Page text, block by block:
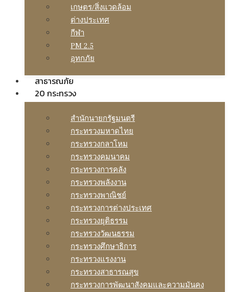
เกษตร/สิ่งแวดล้อม
ต่างประเทศ
กีฬา
PM 2.5
อุทกภัย
สาธารณภัย
20 กระทรวง
สํานักนายกรัฐมนตรี
กระทรวงมหาดไทย
กระทรวงกลาโหม
กระทรวงคมนาคม
กระทรวงการคลัง
กระทรวงพลังงาน
กระทรวงพาณิชย์
กระทรวงการต่างประเทศ
กระทรวงยุติธรรม
กระทรวงวัฒนธรรม
กระทรวงศึกษาธิการ
กระทรวงแรงงาน
กระทรวงสาธารณสุข
กระทรวงการพัฒนาสังคมและความมันคง